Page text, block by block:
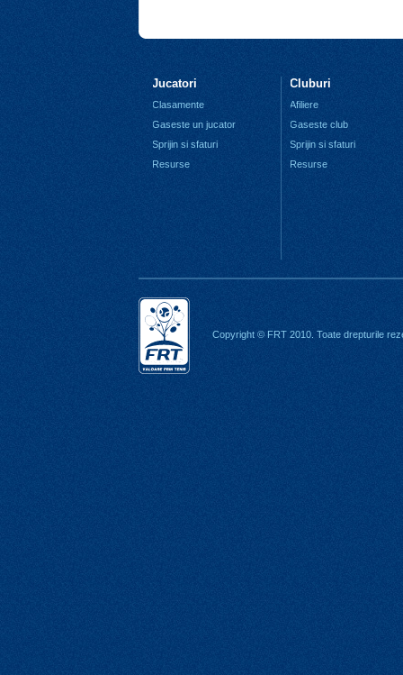
Jucatori
Clasamente
Gaseste un jucator
Sprijin si sfaturi
Resurse
Cluburi
Afiliere
Gaseste club
Sprijin si sfaturi
Resurse
Copyright © FRT 2010. Toate drepturile